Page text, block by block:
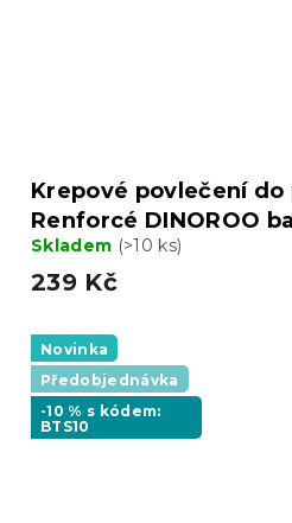
Krepové povlečení
Renforcé DINOROO
Skladem (>10 ks)
239 Kč
Novinka
Předobjednávka
-10 % s kódem:
BTS10